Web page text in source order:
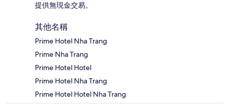
提供無現金交易。
其他名稱
Prime Hotel Nha Trang
Prime Nha Trang
Prime Hotel Hotel
Prime Hotel Nha Trang
Prime Hotel Hotel Nha Trang